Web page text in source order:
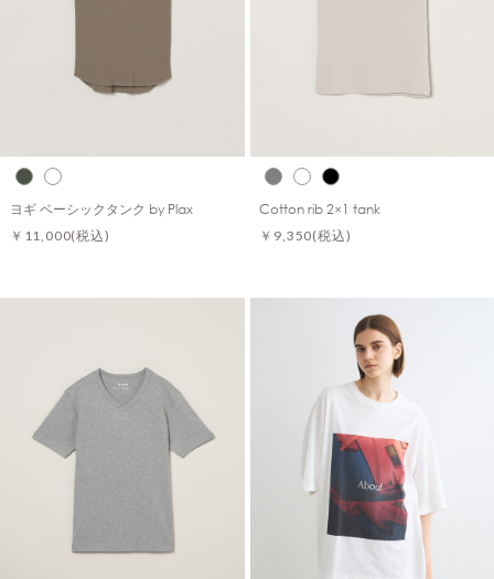
ヨギ ベーシックタンク by Plax
￥11,000(税込)
Cotton rib 2×1 tank
￥9,350(税込)